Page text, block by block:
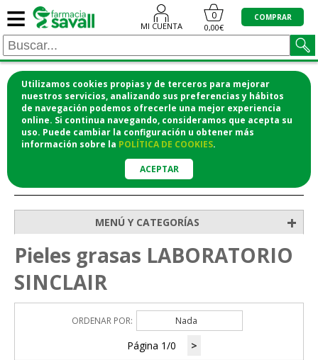
Utilizamos cookies propias y de terceros para mejorar
nuestros servicios, analizando sus preferencias y hábitos
de navegación podemos ofrecerle una mejor experiencia
online. Si continua navegando, consideramos que acepta su
uso. Puede cambiar la configuración u obtener más
información sobre la POLÍTICA DE COOKIES.
ACEPTAR
≡ MI CUENTA
0
0,00€
COMPRAR
¡COMPRA CÓMODAMENTE DESDE CASA Y RECOGE
EN LA FARMACIA!
o si lo prefieres te lo mandamos a casa
Higiene y cosmética>Cosmética facial
MENÚ Y CATEGORÍAS +
Pieles grasas LABORATORIO
SINCLAIR
ORDENAR POR: Nada
Página 1/0 >